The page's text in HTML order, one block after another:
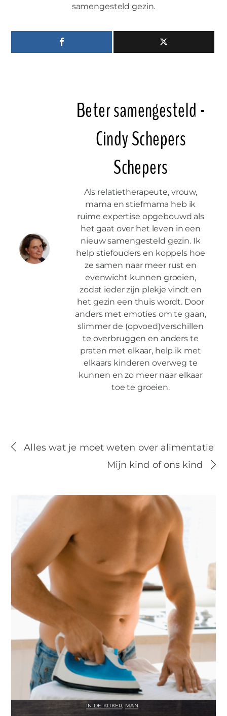
samengesteld gezin.
Beter samengesteld -
Cindy Schepers
Schepers
Als relatietherapeute, vrouw,
mama en stiefmama heb ik
ruime expertise opgebouwd als
het gaat over het leven in een
nieuw samengesteld gezin. Ik
help stiefouders en koppels hoe
ze samen naar meer rust en
evenwicht kunnen groeien,
zodat ieder zijn plekje vindt en
het gezin een thuis wordt. Door
anders met emoties om te gaan,
slimmer de (opvoed)verschillen
te overbruggen en anders te
praten met elkaar, help ik met
elkaars kinderen overweg te
kunnen en zo meer naar elkaar
toe te groeien.
Alles wat je moet weten over alimentatie
Mijn kind of ons kind
IN DE KIJKER MAN